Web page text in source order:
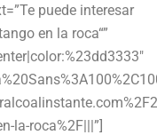
puede interesar
en la roca“”
la-roca%2F|||”]